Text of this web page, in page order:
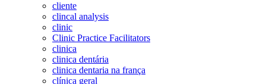
cliente
clincal analysis
clinic
Clinic Practice Facilitators
clinica
clinica dentária
clinica dentaria na frança
clínica geral